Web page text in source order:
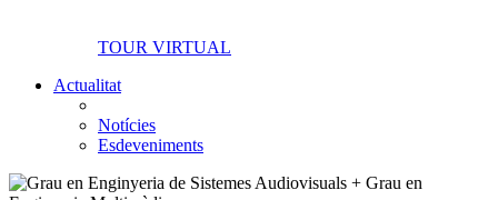
TOUR VIRTUAL
Actualitat
Notícies
Esdeveniments